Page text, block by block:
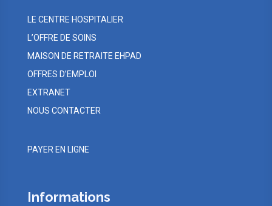
LE CENTRE HOSPITALIER
L’OFFRE DE SOINS
MAISON DE RETRAITE EHPAD
OFFRES D’EMPLOI
EXTRANET
NOUS CONTACTER
PAYER EN LIGNE
Informations